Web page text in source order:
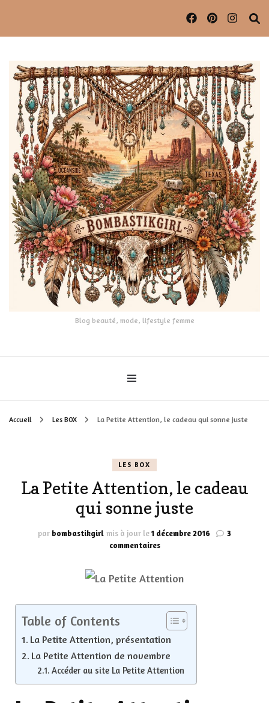
Blog beauté, mode, lifestyle femme
Accueil Les BOX La Petite Attention, le cadeau qui sonne juste
LES BOX
La Petite Attention, le cadeau
qui sonne juste
par bombastikgirl mis à jour le1 décembre 2016
3
commentairessur
Attention,
cadeau
qui
sonne
juste
Table of Contents
La Petite Attention, présentation
La Petite Attention de novembre
Accéder au site La Petite Attention